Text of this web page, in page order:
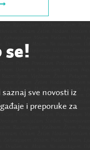
se!
sve novosti iz
i preporuke za